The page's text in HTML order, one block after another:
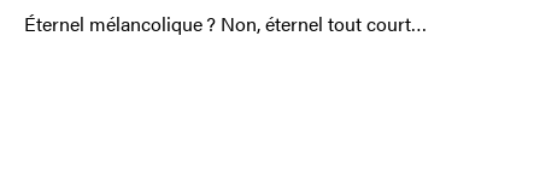
Éternel mélancolique ? Non, éternel tout court…